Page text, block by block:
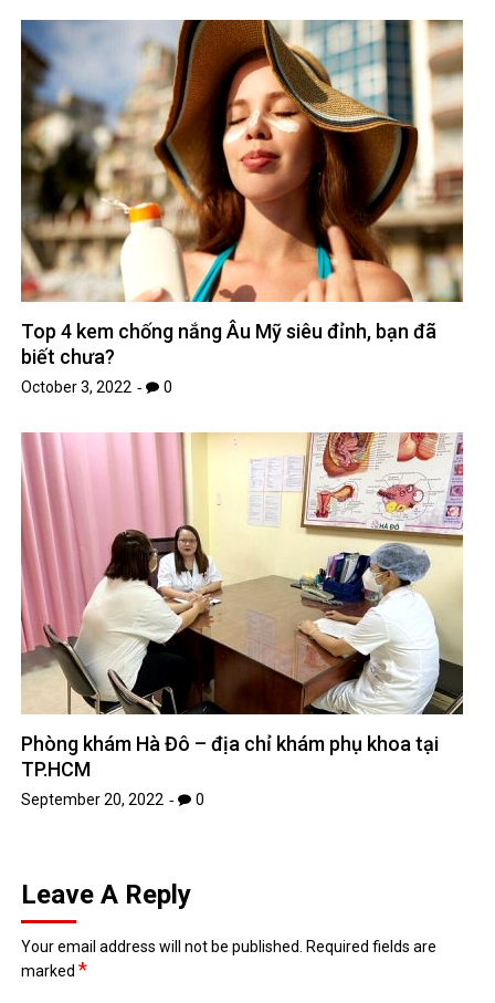
Top 4 kem chống nắng Âu Mỹ siêu đỉnh, bạn đã
biết chưa?
October 3, 2022 0
Phòng khám Hà Đô – địa chỉ khám phụ khoa tại
TP.HCM
September 20, 2022 0
Leave A Reply
Your email address will not be published. Required fields are
marked*